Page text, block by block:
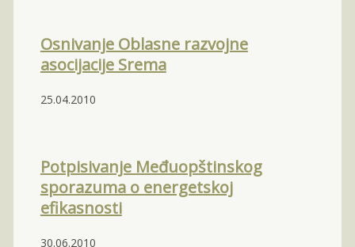
Osnivanje Oblasne razvojne
asocijacije Srema
25.04.2010
Potpisivanje Međuopštinskog
sporazuma o energetskoj
efikasnosti
30.06.2010